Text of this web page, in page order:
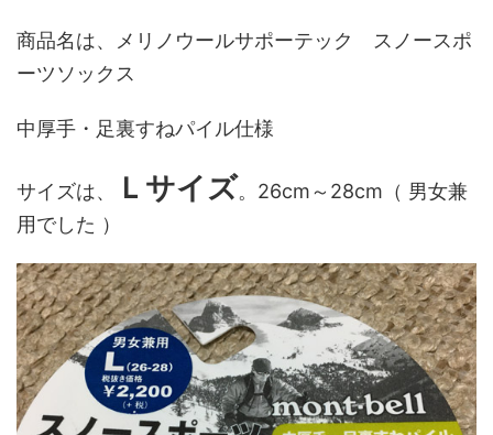
商品名は、メリノウールサポーテック スノースポ
ーツソックス
中厚手・足裏すねパイル仕様
サイズは、 Ｌサイズ。26cm～28cm（ 男女兼
用でした ）